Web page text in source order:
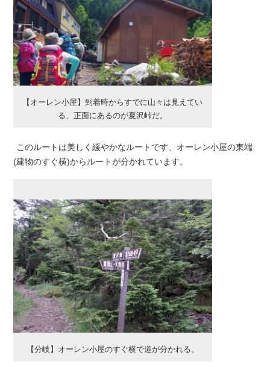
【オーレン小屋】到着時からすでに山々は見えてい
る、正面にあるのが夏沢峠だ。
このルートは美しく緩やかなルートです、オーレン小屋の東端
(建物のすぐ横)からルートが分かれています。
【分岐】オーレン小屋のすぐ横で道が分かれる。